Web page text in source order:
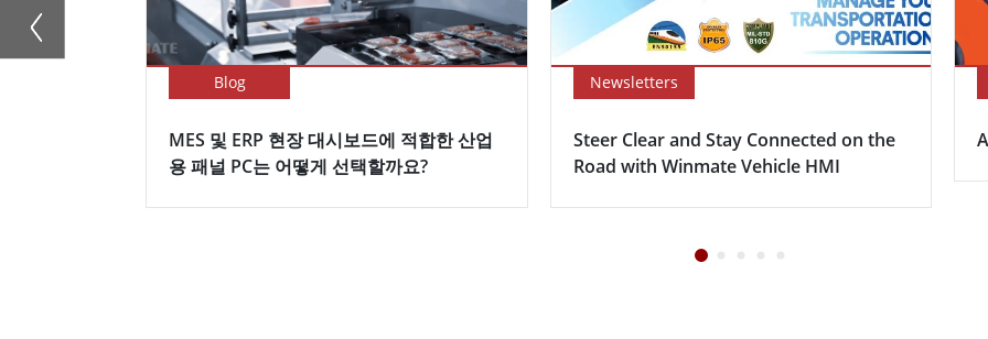
Blog
MES 및 ERP 현장 대시보드에 적합한 산업
용 패널 PC는 어떻게 선택할까요?
Newsletters
Steer Clear and Stay Connected on the
Road with Winmate Vehicle HMI